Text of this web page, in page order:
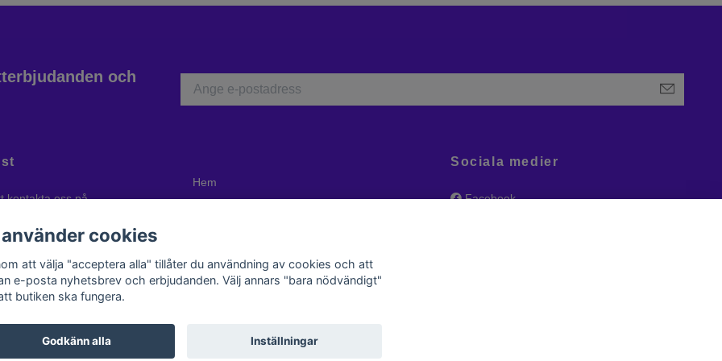
och
kontakta oss på
att besöka oss i Dals Ed
Hem
Sociala medier
Facebook
cookies
att välja "acceptera alla" tillåter du användning av cookies och att
e-posta nyhetsbrev och erbjudanden. Välj annars "bara nödvändigt"
butiken ska fungera.
Godkänn alla Inställningar